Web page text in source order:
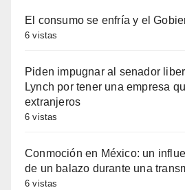
El consumo se enfría y el
6 vistas
Piden impugnar al senador
Lynch por tener una empresa
extranjeros
6 vistas
Conmoción en México: un
de un balazo durante una
6 vistas